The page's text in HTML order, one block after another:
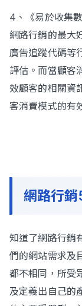
4、《易於收集
網路行銷的最大
廣告追蹤代碼等
評估。而當顧客
效顧客的相關資
客消費模式的有
網路行
知道了網路行銷
們的網站需求及
都不相同，所受
及定義出自己的